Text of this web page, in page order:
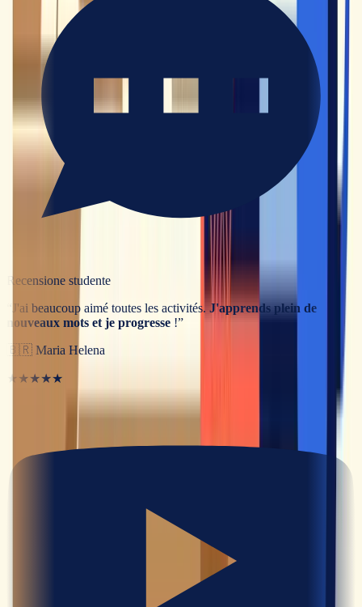
Recensione studente
J'ai beaucoup aimé toutes les activités.J'apprends plein de
nouveaux mots et je progresse !”
🇧🇷 Maria Helena
★★★★★